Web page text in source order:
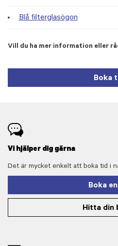
Blå filterglasögon
Vill du ha mer information eller
Boka
Vi hjälper dig gärna
Det är mycket enkelt att boka tid i
Boka
Hitta din